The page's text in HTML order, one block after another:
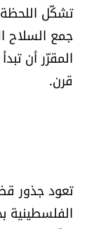
تشكّل اللحظة
جمع السلاح
المقرّر أن
قرن.
الفلسطينية